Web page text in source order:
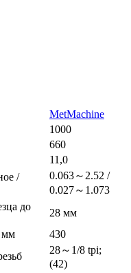
MetMachine
1000
660
11,0
/
0.063～2.52 /
0.027～1.073
до
28 мм
мм
430
28～1/8 tpi;
(42)